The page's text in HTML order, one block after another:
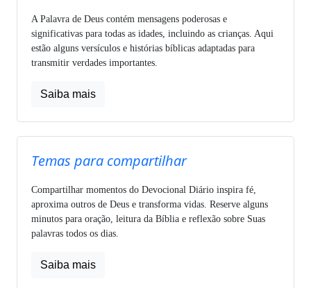
A Palavra de Deus contém mensagens poderosas e
significativas para todas as idades, incluindo as crianças. Aqui
estão alguns versículos e histórias bíblicas adaptadas para
transmitir verdades importantes.
Saiba mais
Temas para compartilhar
Compartilhar momentos do Devocional Diário inspira fé,
aproxima outros de Deus e transforma vidas. Reserve alguns
minutos para oração, leitura da Bíblia e reflexão sobre Suas
palavras todos os dias.
Saiba mais